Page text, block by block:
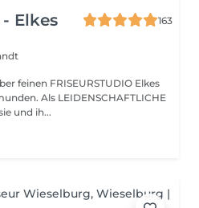
Elkes
163
feinen FRISEURSTUDIO Elkes
und ih...